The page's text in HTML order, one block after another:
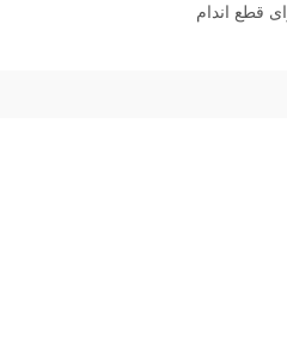
قطع اندام